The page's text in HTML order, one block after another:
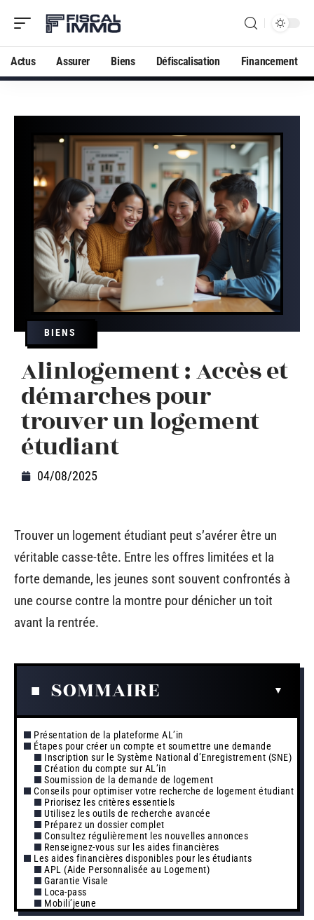
Actus Assurer Biens Défiscalisation Financement
BIENS
Alinlogement : Accès et
démarches pour
trouver un logement
étudiant
04/08/2025
Trouver un logement étudiant peut s’avérer être un
véritable casse-tête. Entre les offres limitées et la
forte demande, les jeunes sont souvent confrontés à
une course contre la montre pour dénicher un toit
avant la rentrée.
SOMMAIRE
Présentation de la plateforme AL’in
Étapes pour créer un compte et soumettre une demande
Inscription sur le Système National d’Enregistrement (SNE)
Création du compte sur AL’in
Soumission de la demande de logement
Conseils pour optimiser votre recherche de logement étudiant
Priorisez les critères essentiels
Utilisez les outils de recherche avancée
Préparez un dossier complet
Consultez régulièrement les nouvelles annonces
Renseignez-vous sur les aides financières
Les aides financières disponibles pour les étudiants
APL (Aide Personnalisée au Logement)
Garantie Visale
Loca-pass
Mobili’jeune